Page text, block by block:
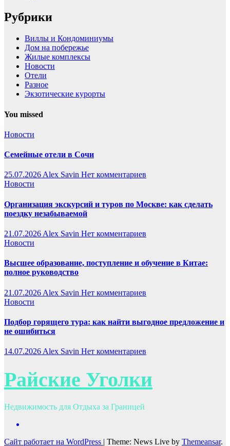
Рубрики
Виллы и Кондоминиумы
Дом на побережье
Жилые комплексы
Новости
Отели
Разное
Экзотические курорты
You missed
Новости
Семейные отели в Сочи
25.07.2026Alex Savin Нет комментариев
Новости
Организация экскурсий и туров по Москве: как сделать
поездку незабываемой
21.07.2026 Alex Savin Нет комментариев
Новости
Высшее образование, поступление и обучение в Китае:
полное руководство
21.07.2026 Alex Savin Нет комментариев
Новости
Подбор горящего тура: как найти выгодное предложение и
не ошибиться
14.07.2026 Alex Savin Нет комментариев
Райские Уголки
Недвижимость для Отдыха за Границей
Сайт работает на WordPress | Theme: News Live by Themeansar.